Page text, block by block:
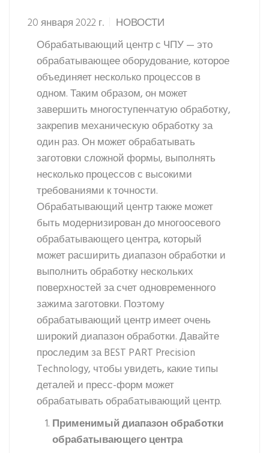
20 января 2022 г.
НОВОСТИ
Обрабатывающий центр с ЧПУ — это
обрабатывающее оборудование, которое
объединяет несколько процессов в
одном. Таким образом, он может
завершить многоступенчатую обработку,
закрепив механическую обработку за
один раз. Он может обрабатывать
заготовки сложной формы, выполнять
несколько процессов с высокими
требованиями к точности.
Обрабатывающий центр также может
быть модернизирован до многоосевого
обрабатывающего центра, который
может расширить диапазон обработки и
выполнить обработку нескольких
поверхностей за счет одновременного
зажима заготовки. Поэтому
обрабатывающий центр имеет очень
широкий диапазон обработки. Давайте
проследим за BEST PART Precision
Technology, чтобы увидеть, какие типы
деталей и пресс-форм может
обрабатывать обрабатывающий центр.
Применимый диапазон обработки
обрабатывающего центра